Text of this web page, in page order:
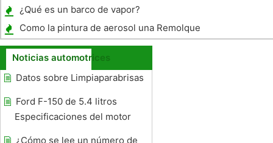
1996
¿Qué es un barco de vapor?
Como la pintura de aerosol una Remolque
Noticias automotrices
Datos sobre Limpiaparabrisas
Ford F-150 de 5.4 litros
Especificaciones del motor
¿Cómo se lee un número de